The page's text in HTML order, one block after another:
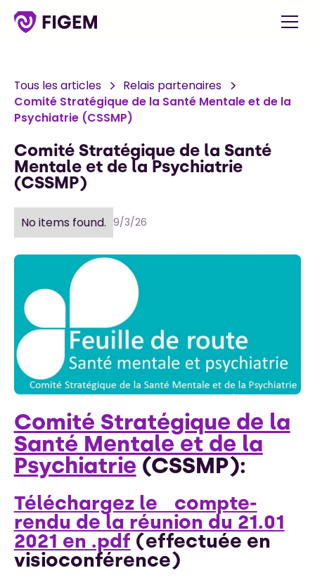
Tous les articles
Relais partenaires
Comité Stratégique de la Santé Mentale et de la
Psychiatrie (CSSMP)
Comité Stratégique de la Santé
Mentale et de la Psychiatrie
(CSSMP)
No items found. 9/3/26
Comité Stratégique de la
Santé Mentale et de la
Psychiatrie (CSSMP):
Téléchargez le compte-
rendu de la réunion du 21.01
2021 en .pdf (effectuée en
visioconférence)